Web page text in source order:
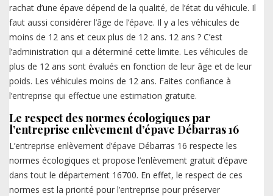
rachat d’une épave dépend de la qualité, de l’état du véhicule. Il
faut aussi considérer l’âge de l’épave. Il y a les véhicules de
moins de 12 ans et ceux plus de 12 ans. 12 ans ? C’est
l’administration qui a déterminé cette limite. Les véhicules de
plus de 12 ans sont évalués en fonction de leur âge et de leur
poids. Les véhicules moins de 12 ans. Faites confiance à
l’entreprise qui effectue une estimation gratuite.
Le respect des normes écologiques par
l’entreprise enlèvement d’épave Débarras 16
L’entreprise enlèvement d’épave Débarras 16 respecte les
normes écologiques et propose l’enlèvement gratuit d’épave
dans tout le département 16700. En effet, le respect de ces
normes est la priorité pour l’entreprise pour préserver